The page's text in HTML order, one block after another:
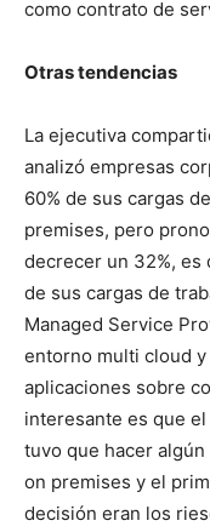
como contrato de
Otras tendencias
La ejecutiva
analizó empresas
60% de sus cargas
premises, pero
decrecer un 32%, es
de sus cargas de
Managed Service
entorno multi cloud
aplicaciones sobre
interesante es que
tuvo que hacer
on premises y el
decisión eran los